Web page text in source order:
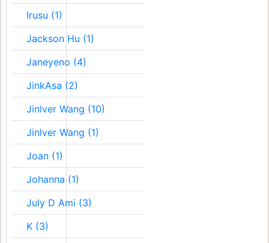
Irusu (1)
Jackson Hu (1)
Janeyeno (4)
JinkAsa (2)
Jinlver Wang (10)
Jinlver Wang (1)
Joan (1)
Johanna (1)
July D Ami (3)
K (3)